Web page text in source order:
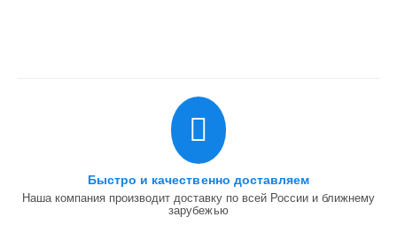
Быстро и качественно доставляем
Наша компания производит доставку по всей России и ближнему
зарубежью